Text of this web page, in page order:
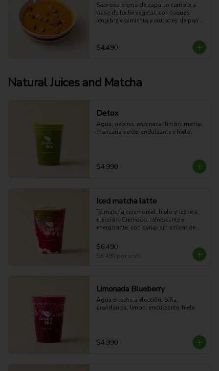
Sabrosa crema de zapallo camote a
base de leche vegetal, con toques
jengibre y pimienta y crutones de pan
$4.490
Natural Juices and Matcha
Detox
Agua, pepino, espinaca, limón, menta,
manzana verde, endulzante y hielo.
$4.990
Iced matcha latte
Té matcha ceremonial, hielo y leche a
elección. Cremoso, refrescante y
energizante, con syrup sin azúcar de
fruta real para un sabor único y natural.
$6.490
$6.490por und
Limonada Blueberry
Agua o leche a elección, piña,
arandanos, limon, endulzante, hielo
$4.990